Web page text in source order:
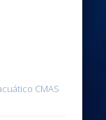
CMAS